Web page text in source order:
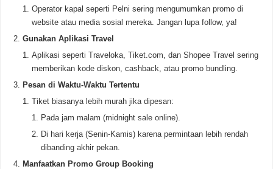
Operator kapal seperti Pelni sering mengumumkan promo di
website atau media sosial mereka. Jangan lupa follow, ya!
Gunakan Aplikasi Travel
Aplikasi seperti Traveloka, Tiket.com, dan Shopee Travel sering
memberikan kode diskon, cashback, atau promo bundling.
Pesan di Waktu-Waktu Tertentu
Tiket biasanya lebih murah jika dipesan:
Pada jam malam (midnight sale online).
Di hari kerja (Senin-Kamis) karena permintaan lebih rendah
dibanding akhir pekan.
Manfaatkan Promo Group Booking